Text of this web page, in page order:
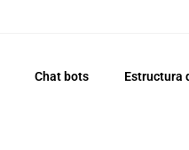
Chat bots Estructura